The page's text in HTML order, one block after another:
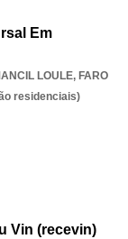
Em
LOULE, FARO
residenciais)
Vin (recevin)